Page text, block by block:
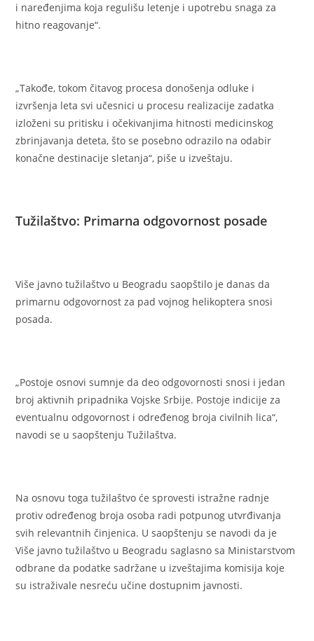
i naređenjima koja regulišu letenje i upotrebu snaga za
hitno reagovanje“.
„Takođe, tokom čitavog procesa donošenja odluke i
izvršenja leta svi učesnici u procesu realizacije zadatka
izloženi su pritisku i očekivanjima hitnosti medicinskog
zbrinjavanja deteta, što se posebno odrazilo na odabir
konačne destinacije sletanja“, piše u izveštaju.
Tužilaštvo: Primarna odgovornost posade
Više javno tužilaštvo u Beogradu saopštilo je danas da
primarnu odgovornost za pad vojnog helikoptera snosi
posada.
„Postoje osnovi sumnje da deo odgovornosti snosi i jedan
broj aktivnih pripadnika Vojske Srbije. Postoje indicije za
eventualnu odgovornost i određenog broja civilnih lica“,
navodi se u saopštenju Tužilaštva.
Na osnovu toga tužilaštvo će sprovesti istražne radnje
protiv određenog broja osoba radi potpunog utvrđivanja
svih relevantnih činjenica. U saopštenju se navodi da je
Više javno tužilaštvo u Beogradu saglasno sa Ministarstvom
odbrane da podatke sadržane u izveštajima komisija koje
su istraživale nesreću učine dostupnim javnosti.